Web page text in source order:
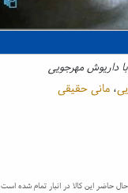
داریوش مهرجویی
، مانی حقیقی
حاضر این کالا در انبار تمام شده است